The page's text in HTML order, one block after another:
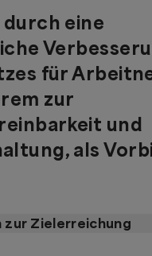
eine
für
zur
und
als
zur Zielerreichung